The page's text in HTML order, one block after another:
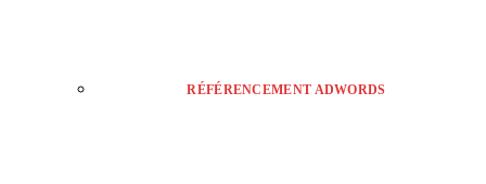
RÉFÉRENCEMENT ADWORDS